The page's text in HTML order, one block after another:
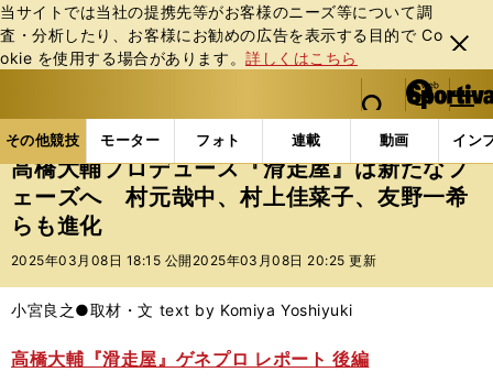
当サイトでは当社の提携先等がお客様のニーズ等について調
査・分析したり、お客様にお勧めの広告を表⽰する⽬的で Co
okie を使⽤する場合があります。詳しくはこちら
閉じ
る
web Sportiva (webスポルティーバ)
検索
マイペ
ー
ジ
メニュ
その他競技 モーター フォト 連載 動画 イン
ス
ポ
ル
テ
ー
バ
その他競技の記事一覧 フィギュア 高橋大輔プロデ
高橋大輔プロデュース『滑走屋』は新たなフ
ェーズへ 村元哉中、村上佳菜子、友野一希
らも進化
2025年03月08日 18:15 公開 2025年03月08日 20:25 更新
小宮良之●取材・文 text by Komiya Yoshiyuki
高橋大輔『滑走屋』ゲネプロ レポート 後編